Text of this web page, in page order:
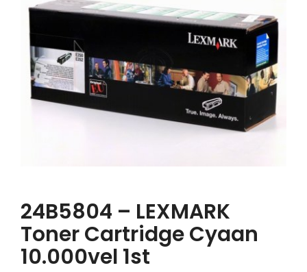
in
uw
24B5804 – LEXMARK
Toner Cartridge Cyaan
10.000vel 1st